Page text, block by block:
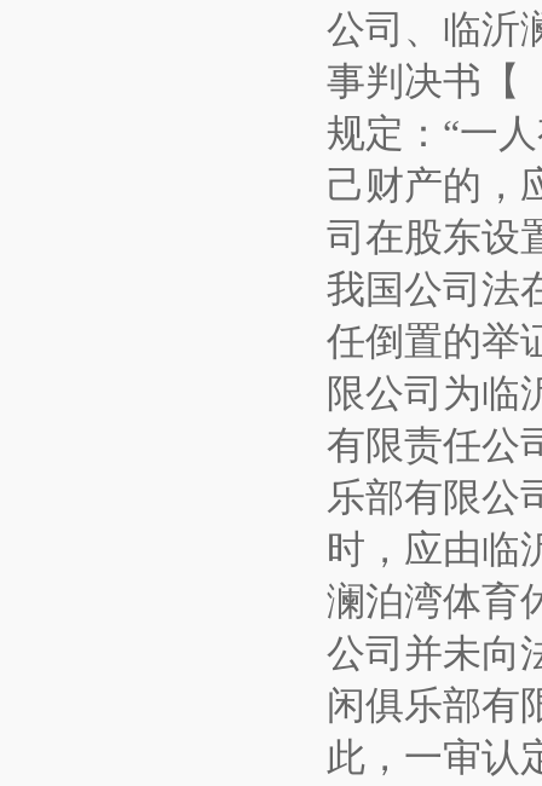
公司、临沂
事判决书【
规定：“一
己财产的，
司在股东设
我国公司法
任倒置的举
限公司为临
有限责任公
乐部有限公
时，应由临
澜泊湾体育
公司并未向
闲俱乐部有
此，一审认